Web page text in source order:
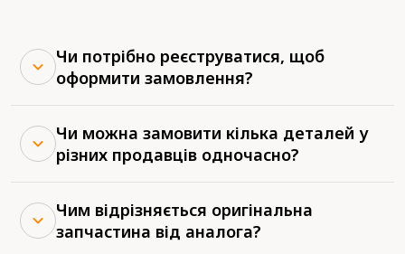
Чи потрібно реєструватися, щоб
оформити замовлення?
Чи можна замовити кілька деталей у
різних продавців одночасно?
Чим відрізняється оригінальна
запчастина від аналога?